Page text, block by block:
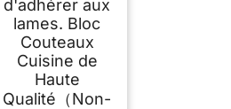
d'adhérer aux
lames. Bloc
Couteaux
Cuisine de
Haute
Qualité（Non-